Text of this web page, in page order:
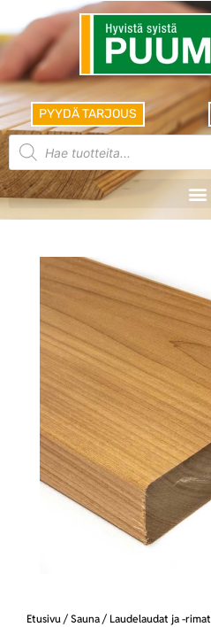
PYYDÄ TARJOUS
Etusivu / Sauna / Laudelaudat ja -rimat